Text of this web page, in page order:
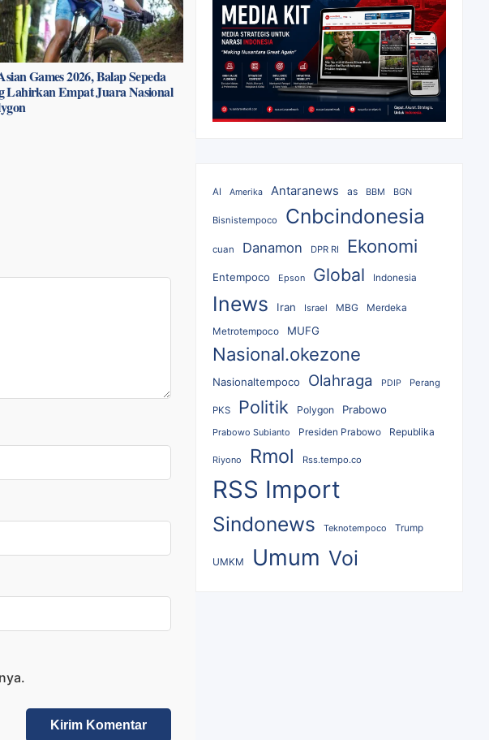
Games 2026, Balap Sepeda
Lahirkan Empat Juara Nasional
AI Amerika Antaranews as BBM BGN
Bisnistempoco Cnbcindonesia
cuan Danamon DPR RI Ekonomi
Entempoco Epson Global Indonesia
Inews Iran Israel MBG Merdeka
Metrotempoco MUFG
Nasional.okezone
Nasionaltempoco Olahraga PDIP Perang
PKS Politik Polygon Prabowo
Prabowo Subianto Presiden Prabowo Republika
Riyono Rmol Rss.tempo.co
RSS Import
Sindonews Teknotempoco Trump
UMKM Umum Voi